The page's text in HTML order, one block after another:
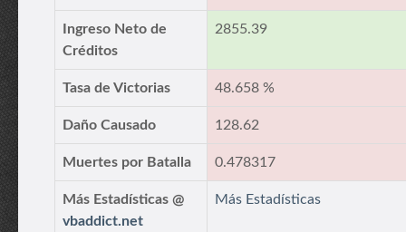
Ingreso Neto de
Créditos
2855.39
Tasa de Victorias 48.658 %
Daño Causado 128.62
Muertes por Batalla 0.478317
Más Estadísticas @
vbaddict.net
Más Estadísticas